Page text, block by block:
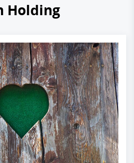
Holding